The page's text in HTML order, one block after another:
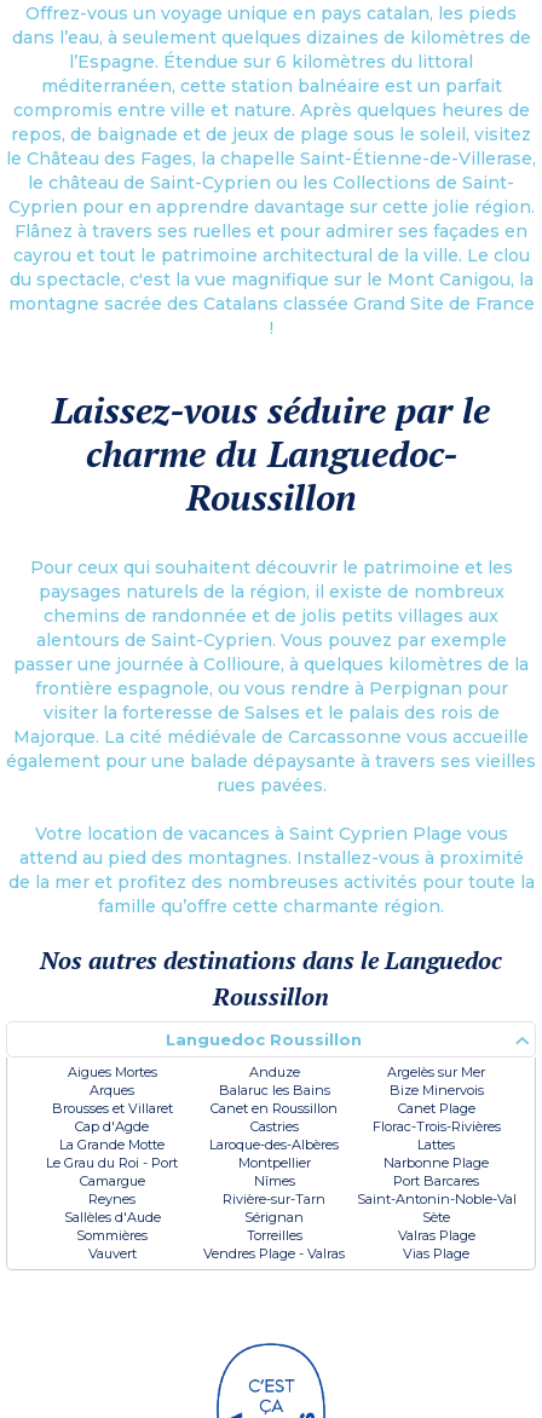
Offrez-vous un voyage unique en pays catalan, les pieds
dans l’eau, à seulement quelques dizaines de kilomètres de
l’Espagne. Étendue sur 6 kilomètres du littoral
méditerranéen, cette station balnéaire est un parfait
compromis entre ville et nature. Après quelques heures de
repos, de baignade et de jeux de plage sous le soleil, visitez
le Château des Fages, la chapelle Saint-Étienne-de-Villerase,
le château de Saint-Cyprien ou les Collections de Saint-
Cyprien pour en apprendre davantage sur cette jolie région.
Flânez à travers ses ruelles et pour admirer ses façades en
cayrou et tout le patrimoine architectural de la ville. Le clou
du spectacle, c'est la vue magnifique sur le Mont Canigou, la
montagne sacrée des Catalans classée Grand Site de France
!
Laissez-vous séduire par le
charme du Languedoc-
Roussillon
Pour ceux qui souhaitent découvrir le patrimoine et les
paysages naturels de la région, il existe de nombreux
chemins de randonnée et de jolis petits villages aux
alentours de Saint-Cyprien. Vous pouvez par exemple
passer une journée à Collioure, à quelques kilomètres de la
frontière espagnole, ou vous rendre à Perpignan pour
visiter la forteresse de Salses et le palais des rois de
Majorque. La cité médiévale de Carcassonne vous accueille
également pour une balade dépaysante à travers ses vieilles
rues pavées.
Votre location de vacances à Saint Cyprien Plage vous
attend au pied des montagnes. Installez-vous à proximité
de la mer et profitez des nombreuses activités pour toute la
famille qu’offre cette charmante région.
Nos autres destinations dans le Languedoc
Roussillon
Languedoc Roussillon
Aigues Mortes Anduze
Argelès sur Mer
Arques
Balaruc les Bains
Bize Minervois
Brousses et Villaret
Canet en Roussillon
Canet Plage
Cap d'Agde
Castries
Florac-Trois-Rivières
La Grande Motte
Laroque-des-Albères
Lattes
Le Grau du Roi - Port
Camargue
Montpellier
Narbonne Plage
Nîmes
Port Barcares
Reynes
Rivière-sur-Tarn
Saint-Antonin-Noble-Val
Sallèles d'Aude
Sérignan
Sète
Sommières
Torreilles
Valras Plage
Vauvert
Vendres Plage - Valras Vias Plage